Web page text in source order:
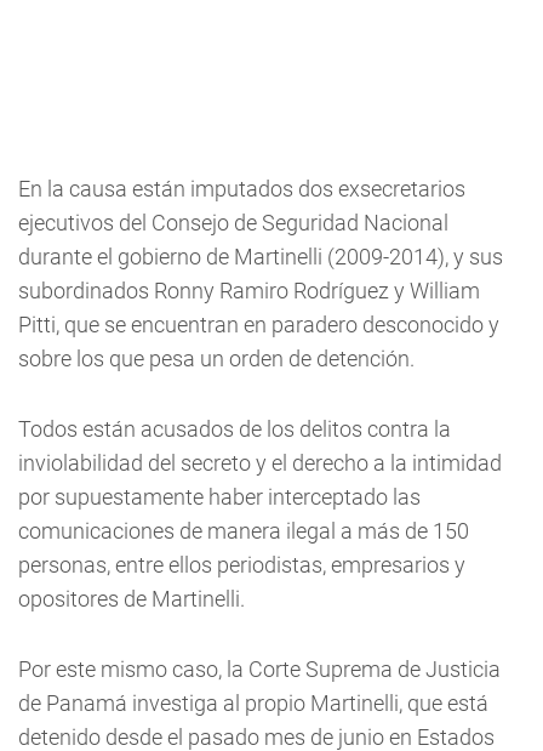
En la causa están imputados dos exsecretarios
ejecutivos del Consejo de Seguridad Nacional
durante el gobierno de Martinelli (2009-2014), y sus
subordinados Ronny Ramiro Rodríguez y William
Pitti, que se encuentran en paradero desconocido y
sobre los que pesa un orden de detención.
Todos están acusados de los delitos contra la
inviolabilidad del secreto y el derecho a la intimidad
por supuestamente haber interceptado las
comunicaciones de manera ilegal a más de 150
personas, entre ellos periodistas, empresarios y
opositores de Martinelli.
Por este mismo caso, la Corte Suprema de Justicia
de Panamá investiga al propio Martinelli, que está
detenido desde el pasado mes de junio en Estados